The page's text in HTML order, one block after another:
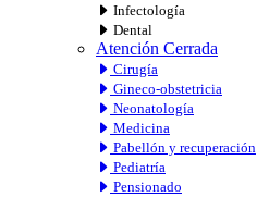
Infectología
Dental
Atención Cerrada
Cirugía
Gineco-obstetricia
Neonatología
Medicina
Pabellón y recuperación
Pediatría
Pensionado